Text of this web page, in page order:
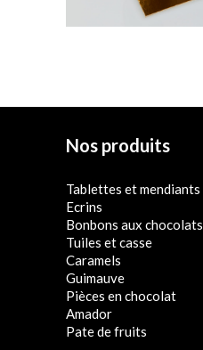
Nos produits
Tablettes et mendiants
Ecrins
Bonbons aux chocolats
Tuiles et casse
Caramels
Guimauve
Pièces en chocolat
Amador
Pate de fruits